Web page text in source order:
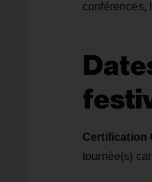
conférences,
Certification
tournée(s)